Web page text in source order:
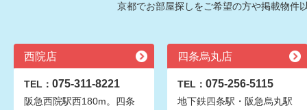
京都でお部屋探しをご希望の方や掲載物件
西院店
TEL： 075-311-8221
阪急西院駅西180m。四条
四条烏丸店
TEL： 075-256-5115
地下鉄四条駅・阪急烏丸駅